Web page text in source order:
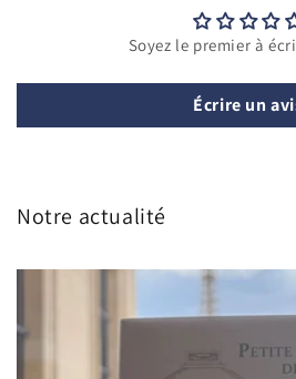
Soyez le premier à
Écrire un
Notre actualité